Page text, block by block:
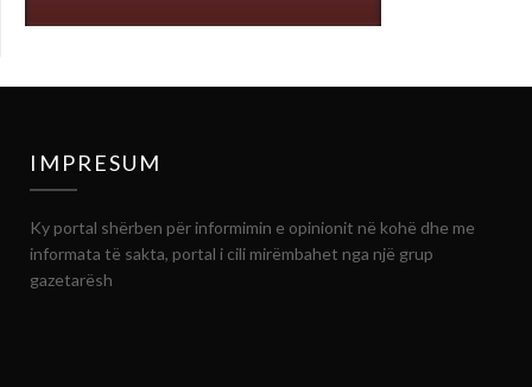
IMPRESUM
Ky portal shërben për informimin e opinionit në kohë dhe me
informata të sakta, portal i cili mirëmbahet nga një grup
gazetarësh